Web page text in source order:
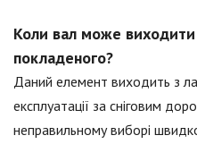
Коли вал може виходити
покладеного?
Даний елемент виходить з
експлуатації за сніговим
неправильному виборі